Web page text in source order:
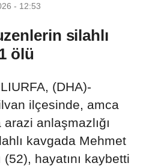
- 12:53
silahlı
ölü
(DHA)-
ilçesinde, amca
anlaşmazlığı
kavgada Mehmet
hayatını kaybetti